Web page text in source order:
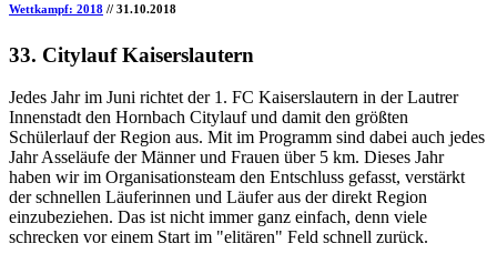
Wettkampf: 2018 // 31.10.2018
33. Citylauf Kaiserslautern
Jedes Jahr im Juni richtet der 1. FC Kaiserslautern in der Lautrer
Innenstadt den Hornbach Citylauf und damit den größten
Schülerlauf der Region aus. Mit im Programm sind dabei auch jedes
Jahr Asseläufe der Männer und Frauen über 5 km. Dieses Jahr
haben wir im Organisationsteam den Entschluss gefasst, verstärkt
der schnellen Läuferinnen und Läufer aus der direkt Region
einzubeziehen. Das ist nicht immer ganz einfach, denn viele
schrecken vor einem Start im "elitären" Feld schnell zurück.